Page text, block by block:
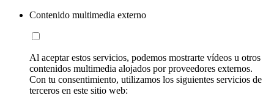
Contenido multimedia externo
Al aceptar estos servicios, podemos mostrarte vídeos u otros
contenidos multimedia alojados por proveedores externos.
Con tu consentimiento, utilizamos los siguientes servicios de
terceros en este sitio web: